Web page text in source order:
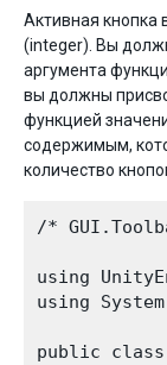
Активная кнопка
(integer). Вы
аргумента
вы должны
функцией
содержимым,
количество
/*
using
using
public class